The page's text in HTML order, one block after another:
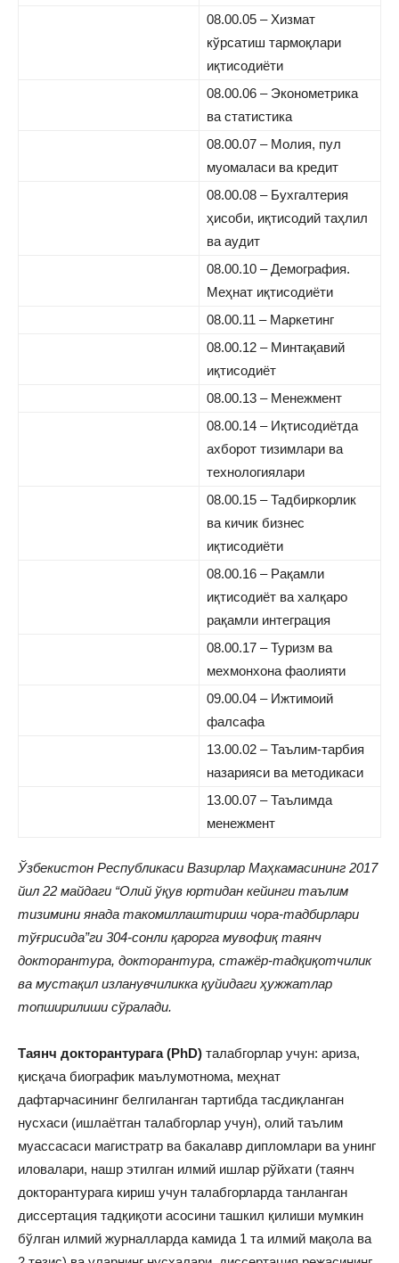
08.00.05 – Хизмат
кўрсатиш тармоқлари
иқтисодиёти
08.00.06 – Эконометрика
ва статистика
08.00.07 – Молия, пул
муомаласи ва кредит
08.00.08 – Бухгалтерия
ҳисоби, иқтисодий таҳлил
ва аудит
08.00.10 – Демография.
Меҳнат иқтисодиёти
08.00.11 – Маркетинг
08.00.12 – Минтақавий
иқтисодиёт
08.00.13 – Менежмент
08.00.14 – Иқтисодиётда
ахборот тизимлари ва
технологиялари
08.00.15 – Тадбиркорлик
ва кичик бизнес
иқтисодиёти
08.00.16 – Рақамли
иқтисодиёт ва халқаро
рақамли интеграция
08.00.17 – Туризм ва
мехмонхона фаолияти
09.00.04 – Ижтимоий
фалсафа
13.00.02 – Таълим-тарбия
назарияси ва методикаси
13.00.07 – Таълимда
менежмент
Ўзбекистон Республикаси Вазирлар Маҳкамасининг 2017
йил 22 майдаги “Олий ўқув юртидан кейинги таълим
тизимини янада такомиллаштириш чора-тадбирлари
тўғрисида”ги 304-сонли қарорга мувофиқ таянч
докторантура, докторантура, стажёр-тадқиқотчилик
ва мустақил изланувчиликка қуйидаги ҳужжатлар
топширилиши сўралади.
Таянч докторантурага (PhD) талабгорлар учун: ариза,
қисқача биографик маълумотнома, меҳнат
дафтарчасининг белгиланган тартибда тасдиқланган
нусхаси (ишлаётган талабгорлар учун), олий таълим
муассасаси магистратр ва бакалавр дипломлари ва унинг
иловалари, нашр этилган илмий ишлар рўйхати (таянч
докторантурага кириш учун талабгорларда танланган
диссертация тадқиқоти асосини ташкил қилиши мумкин
бўлган илмий журналларда камида 1 та илмий мақола ва